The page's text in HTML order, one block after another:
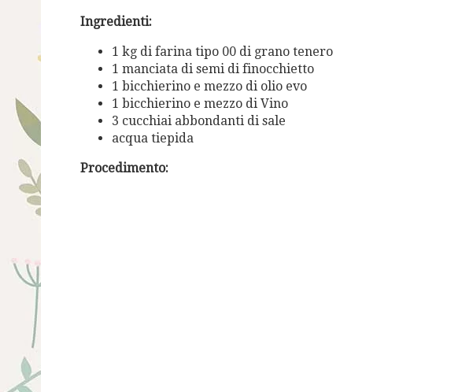
Ingredienti:
1 kg di farina tipo 00 di grano tenero
1 manciata di semi di finocchietto
1 bicchierino e mezzo di olio evo
1 bicchierino e mezzo di Vino
3 cucchiai abbondanti di sale
acqua tiepida
Procedimento: